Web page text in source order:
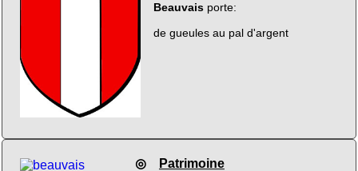
Beauvaisporte:
de gueules au pal d'argent
◎ Patrimoine